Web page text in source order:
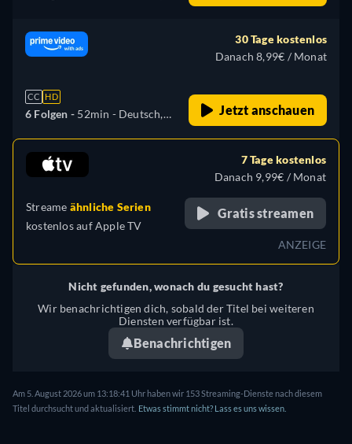
Englisch, Spanisch,
Französisch, Ungarisch,
Polnisch, Portugiesisch,
Türkisch
CC HD
6 Folgen - 52min - Deutsch,
Englisch, Spanisch,
Französisch, Ungarisch,
Polnisch, Portugiesisch,
Türkisch
30 Tage kostenlos
Danach 8,99€ / Monat
Jetzt anschauen
Streame ähnliche Serien
kostenlos aufApple TV
7 Tage kostenlos
Danach 9,99€ / Monat
Gratis streamen
ANZEIGE
Nicht gefunden, wonach du gesucht hast?
Wir benachrichtigen dich, sobald der Titel bei weiteren
Diensten verfügbar ist.
Benachrichtigen
Am 5. August 2026 um 13:18:41 Uhr haben wir 153 Streaming-Dienste nach diesem
Titel durchsucht und aktualisiert. Etwas stimmt nicht? Lass es uns wissen.